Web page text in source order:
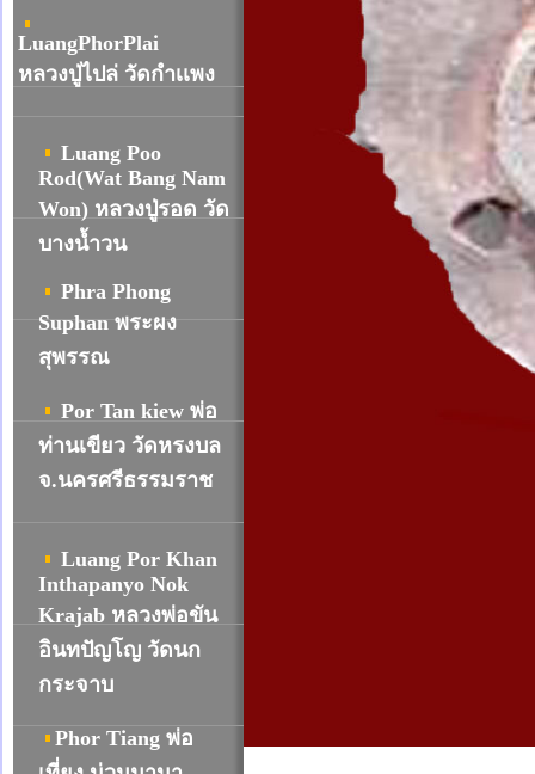
LuangPhorPlai
หลวงปู่ไปล่ วัดกำเเพง
Luang Poo
Rod(Wat Bang Nam
Won) หลวงปู่รอด วัด
บางน้ำวน
Phra Phong
Suphan พระผง
สุพรรณ
Por Tan kiew พ่อ
ท่านเขียว วัดหรงบล
จ.นครศรีธรรมราช
Luang Por Khan
Inthapanyo Nok
Krajab หลวงพ่อขัน
อินทปัญโญ วัดนก
กระจาบ
Phor Tiang พ่อ